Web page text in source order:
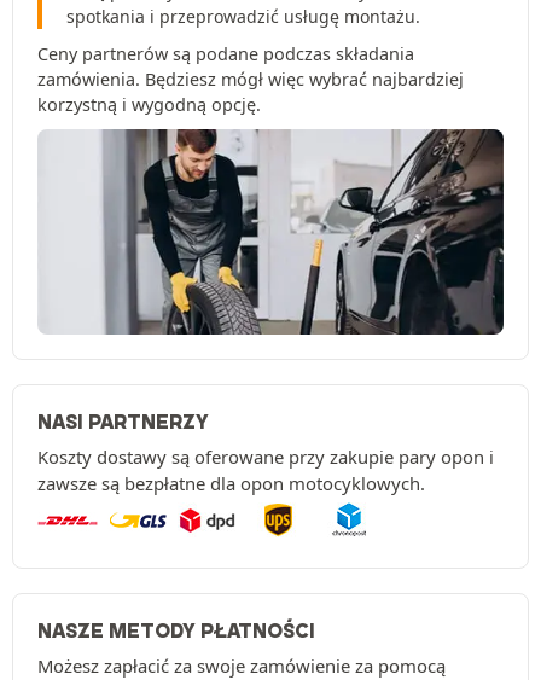
spotkania i przeprowadzić usługę montażu.
Ceny partnerów są podane podczas składania
zamówienia. Będziesz mógł więc wybrać najbardziej
korzystną i wygodną opcję.
NASI PARTNERZY
Koszty dostawy są oferowane przy zakupie pary opon i
zawsze są bezpłatne dla opon motocyklowych.
NASZE METODY PŁATNOŚCI
Możesz zapłacić za swoje zamówienie za pomocą